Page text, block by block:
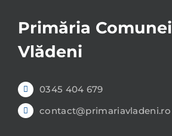
Primăria Comunei
Vlădeni
0345 404 679
contact@primariavladeni.ro